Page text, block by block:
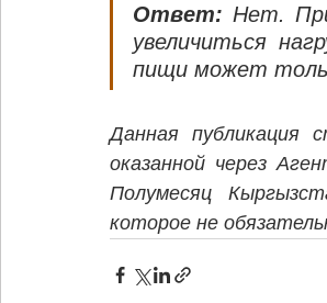
Ответ: Нет.
увеличиться
пищи может
Данная публикация
оказанной через
Полумесяц
которое не